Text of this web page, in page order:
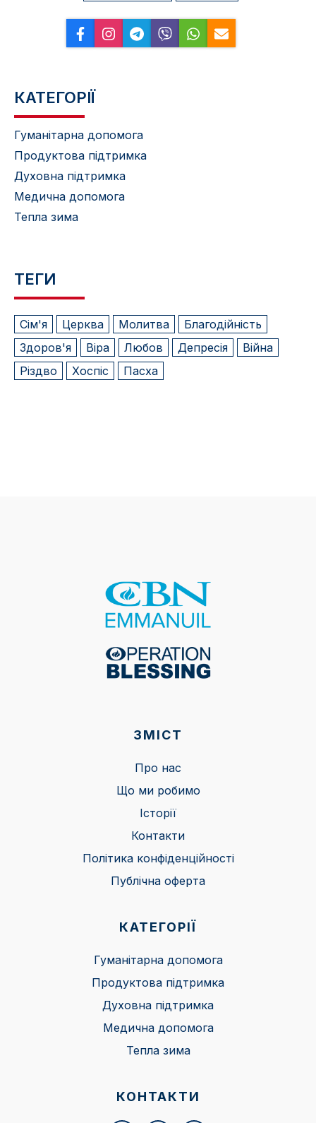
КАТЕГОРІЇ
Гуманітарна допомога
Продуктова підтримка
Духовна підтримка
Медична допомога
Тепла зима
ТЕГИ
Сім'я Церква Молитва
Благодійність
Здоров'я
Віра Любов Депресія
Війна
Різдво
Хоспіс Пасха
ЗМІСТ
Про нас
Що ми робимо
Історії
Контакти
Політика конфіденційності
Публічна оферта
КАТЕГОРІЇ
Гуманітарна допомога
Продуктова підтримка
Духовна підтримка
Медична допомога
Тепла зима
КОНТАКТИ